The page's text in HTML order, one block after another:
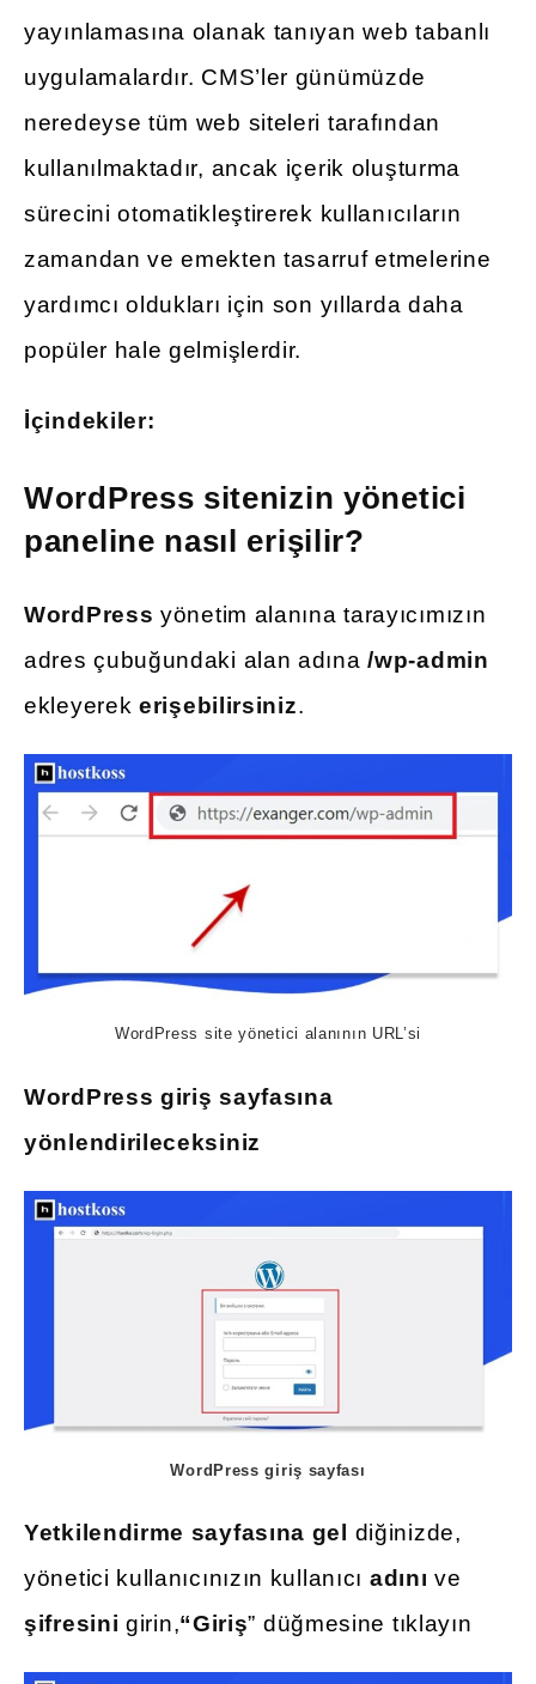
yayınlamasına olanak tanıyan web tabanlı
uygulamalardır. CMS’ler günümüzde
neredeyse tüm web siteleri tarafından
kullanılmaktadır, ancak içerik oluşturma
sürecini otomatikleştirerek kullanıcıların
zamandan ve emekten tasarruf etmelerine
yardımcı oldukları için son yıllarda daha
popüler hale gelmişlerdir.
İçindekiler:
WordPress sitenizin yönetici
paneline nasıl erişilir?
WordPress yönetim alanına tarayıcımızın
adres çubuğundaki alan adına/wp-admin
ekleyerek erişebilirsiniz.
WordPress site yönetici alanının URL’si
WordPress giriş sayfasına
yönlendirileceksiniz
WordPress giriş sayfası
Yetkilendirme sayfasına gel
diğinizde,
yönetici kullanıcınızın kullanıcı adınıve
şifresini girin,“Giriş” düğmesine tıklayın